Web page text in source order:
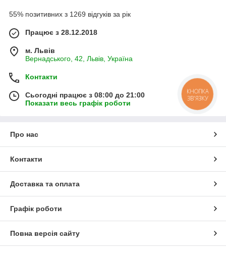
55% позитивних з 1269 відгуків за рік
Працює з 28.12.2018
м. Львів
Вернадського, 42, Львів, Україна
Контакти
Сьогодні працює з 08:00 до 21:00
Показати весь графік роботи
Про нас
Контакти
Доставка та оплата
Графік роботи
Повна версія сайту
КНОПКА
ЗВ'ЯЗКУ